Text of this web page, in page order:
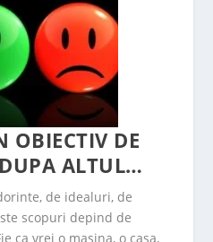
OBIECTIV DE
ALTUL…
de idealuri, de
scopuri depind de
ca vrei o masina, o casa,